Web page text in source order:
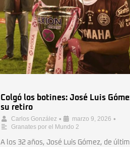
Colgó los botines: José Luis
su retiro
Carlos González • marzo 9, 2026 •
Granates por el Mundo 2
A los 32 años, José Luis Gómez, de